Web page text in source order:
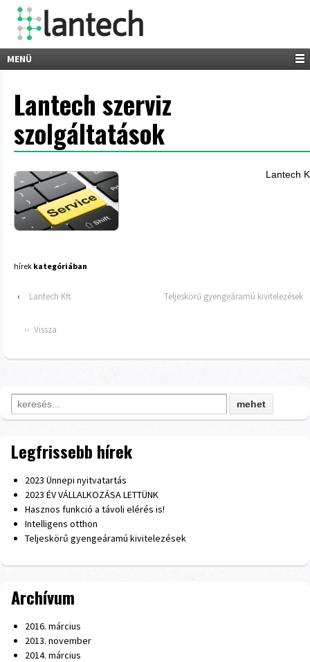
MENÜ
Lantech szerviz
szolgáltatások
Lantech
hírek kategóriában
‹ Lantech Kft Teljeskörű gyengeáramú kivitelezések
‹‹ Vissza
Search for:
Legfrissebb hírek
2023 Ünnepi nyitvatartás
2023 ÉV VÁLLALKOZÁSA LETTÜNK
Hasznos funkció a távoli elérés is!
Intelligens otthon
Teljeskörű gyengeáramú kivitelezések
Archívum
2016. március
2013. november
2014. március